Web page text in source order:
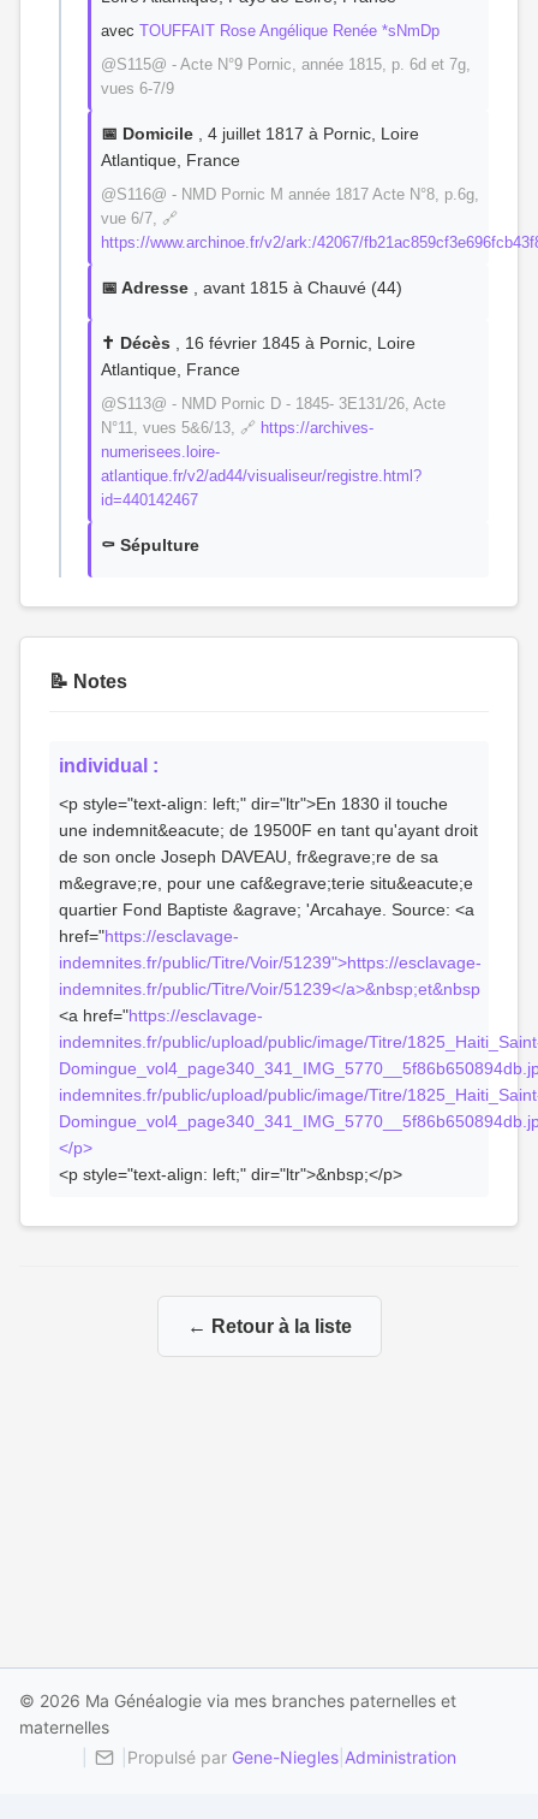
avec TOUFFAIT Rose Angélique Renée *sNmDp
@S115@ - Acte N°9 Pornic, année 1815, p. 6d et 7g,
vues 6-7/9
📅 Domicile , 4 juillet 1817 à Pornic, Loire
Atlantique, France
@S116@ - NMD Pornic M année 1817 Acte N°8, p.6g,
vue 6/7, 🔗
https://www.archinoe.fr/v2/ark:/42067/
📅 Adresse , avant 1815 à Chauvé (44)
✝️ Décès , 16 février 1845 à Pornic, Loire
Atlantique, France
@S113@ - NMD Pornic D - 1845- 3E131/26, Acte
N°11, vues 5&6/13, 🔗 https://archives-
numerisees.loire-
atlantique.fr/v2/ad44/visualiseur/registre.html?
id=440142467
⚰️ Sépulture
📝 Notes
individual :
<p style="text-align: left;" dir="ltr">En 1830 il touche
une indemnit&eacute; de 19500F en tant qu'ayant droit
de son oncle Joseph DAVEAU, fr&egrave;re de sa
m&egrave;re, pour une caf&egrave;terie situ&eacute;e
quartier Fond Baptiste &agrave; 'Arcahaye. Source: <a
href="https://esclavage-
indemnites.fr/public/Titre/Voir/51239">https://esclavage-
indemnites.fr/public/Titre/Voir/51239</a>&nbsp;et&nbsp
<a href="https://esclavage-
indemnites.fr/public/upload/public/image/Titre/
indemnites.fr/public/upload/public/image/Titre/
</p>
<p style="text-align: left;" dir="ltr">&nbsp;</p>
← Retour à la liste
© 2026 Ma Généalogie via mes branches paternelles et
maternelles
Propulsé par Gene-Niegles Administration